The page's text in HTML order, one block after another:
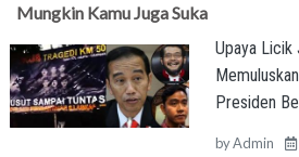
Mungkin Kamu Juga Suka
Upaya Licik
Presiden
byAdmin